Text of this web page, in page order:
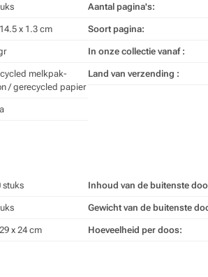
x 1.3 cm
melkpak-
/ gerecycled papier
Aantal pagina's:
Soort pagina:
In onze collectie vanaf :
Land van verzending :
stuks
x 24 cm
Inhoud van de buitenste
Gewicht van de buitenste
Hoeveelheid per doos: